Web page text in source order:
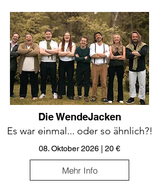
Die WendeJacken
Es war einmal... oder so ähnlich?!
08. Oktober 2026 | 20 €
Mehr Info